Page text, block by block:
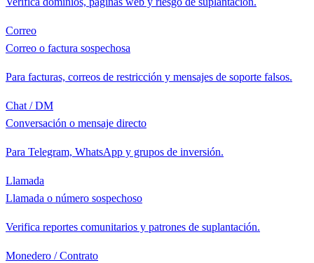
Correo
Correo o factura sospechosa
Para facturas, correos de restricción y mensajes de soporte falsos.
Chat / DM
Conversación o mensaje directo
Para Telegram, WhatsApp y grupos de inversión.
Llamada
Llamada o número sospechoso
Verifica reportes comunitarios y patrones de suplantación.
Monedero / Contrato